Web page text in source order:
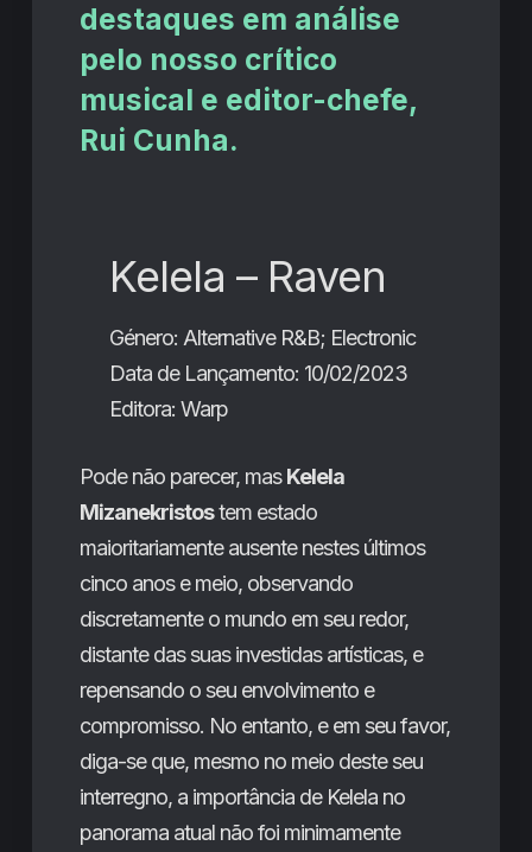
destaques em análise
pelo nosso crítico
musical e editor-chefe,
Rui Cunha.
Kelela – Raven
Género: Alternative R&B; Electronic
Data de Lançamento: 10/02/2023
Editora: Warp
Pode não parecer, masKelela
Mizanekristostem estado
maioritariamente ausente nestes últimos
cinco anos e meio, observando
discretamente o mundo em seu redor,
distante das suas investidas artísticas, e
repensando o seu envolvimento e
compromisso. No entanto, e em seu favor,
diga-se que, mesmo no meio deste seu
interregno, a importância de Kelela no
panorama atual não foi minimamente